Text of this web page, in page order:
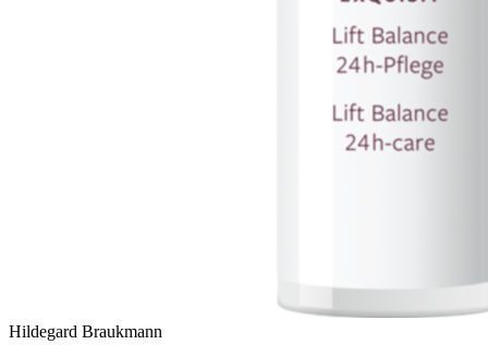
Hildegard Braukmann